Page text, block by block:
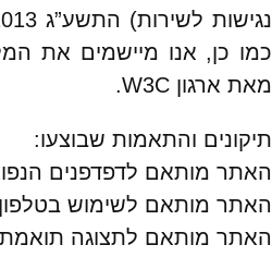
מאת ארגון W3C.
תיקונים והתאמות שבוצעו:
האתר מותאם לדפדפנים
האתר מותאם לשימוש
האתר מותאם לתצוגה תואמת